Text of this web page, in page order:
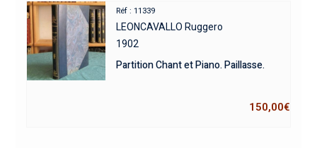
Réf : 11339
LEONCAVALLO Ruggero
1902
Partition Chant et Piano. Paillasse.
150,00€